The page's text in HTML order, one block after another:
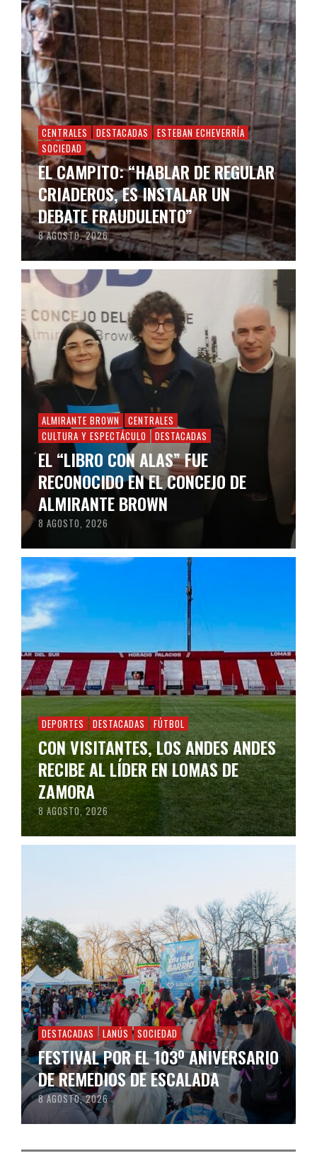
CENTRALES DESTACADAS
ESTEBAN ECHEVERRÍA
SOCIEDAD
EL CAMPITO: “HABLAR DE REGULAR
CRIADEROS, ES INSTALAR UN
DEBATE FRAUDULENTO”
8 AGOSTO, 2026
ALMIRANTE BROWN
CENTRALES
CULTURA Y ESPECTÁCULO
DESTACADAS
EL “LIBRO CON ALAS” FUE
RECONOCIDO EN EL CONCEJO DE
ALMIRANTE BROWN
8 AGOSTO, 2026
DEPORTES DESTACADAS FÚTBOL
CON VISITANTES, LOS ANDES ANDES
RECIBE AL LÍDER EN LOMAS DE
ZAMORA
8 AGOSTO, 2026
DESTACADAS LANÚS SOCIEDAD
FESTIVAL POR EL 103º ANIVERSARIO
DE REMEDIOS DE ESCALADA
8 AGOSTO, 2026